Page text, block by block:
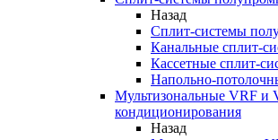
Назад
Сплит-системы
Канальные сплит-
Кассетные сплит-
Напольно-
Мультизональные VRF и
кондиционирования
Назад